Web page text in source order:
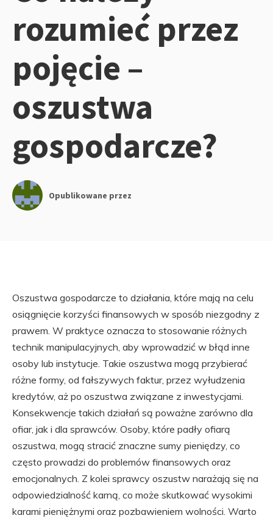
rozumieć przez
pojęcie –
oszustwa
gospodarcze?
Opublikowane przez
Oszustwa gospodarcze to działania, które mają na celu
osiągnięcie korzyści finansowych w sposób niezgodny z
prawem. W praktyce oznacza to stosowanie różnych
technik manipulacyjnych, aby wprowadzić w błąd inne
osoby lub instytucje. Takie oszustwa mogą przybierać
różne formy, od fałszywych faktur, przez wyłudzenia
kredytów, aż po oszustwa związane z inwestycjami.
Konsekwencje takich działań są poważne zarówno dla
ofiar, jak i dla sprawców. Osoby, które padły ofiarą
oszustwa, mogą stracić znaczne sumy pieniędzy, co
często prowadzi do problemów finansowych oraz
emocjonalnych. Z kolei sprawcy oszustw narażają się na
odpowiedzialność karną, co może skutkować wysokimi
karami pieniężnymi oraz pozbawieniem wolności. Warto